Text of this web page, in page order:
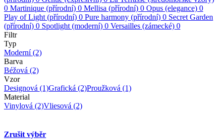
0 Martinique (přírodní) 0 Mellisa (přírodní) 0 Opus (elegance) 0
Play of Light (přírodní) 0 Pure harmony (přírodní) 0 Secret Garden
(přírodní) 0 Spotlight (moderní) 0 Versailles (zámecké) 0
Filtr
Typ
Moderní(2)
Barva
Béžová (2)
Vzor
Designová (1)Grafická (2)Proužková (1)
Material
Vinylová (2)Vliesová (2)
Zrušit výběr